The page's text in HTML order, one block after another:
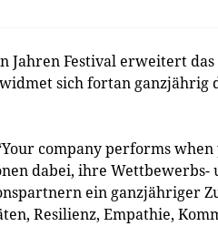
Jahren Festival erweitert
sich fortan
company performs
dabei, ihre
ein ganzjähriger
Resilienz, Empathie,